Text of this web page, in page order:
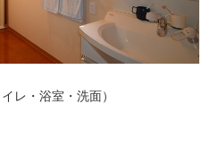
レ・浴室・洗面）